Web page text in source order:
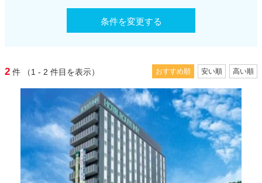
条件を変更する
2 件 （1 - 2 件目を表示） おすすめ順 安い順 高い順